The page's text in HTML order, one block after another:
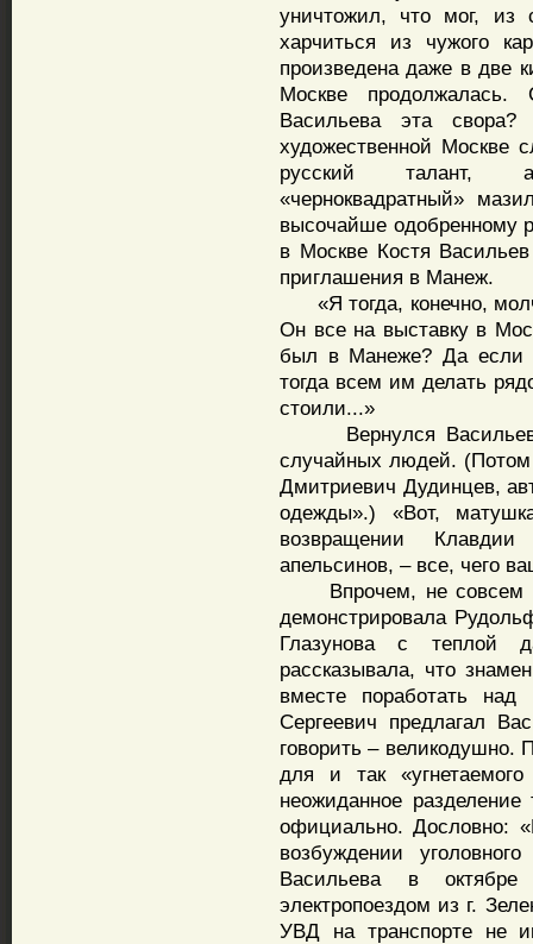
уничтожил, что мог, из
харчиться из чужого
произведена даже в две
Москве продолжалась.
Васильева эта
художественной Москве
русский талант, а
«черноквадратный»
высочайше одобренному
в Москве Костя
приглашения в Манеж.
«Я тогда, конечно,
Он все на выставку в
был в Манеже? Да если
тогда всем им делать
стоили...»
Вернулся Васильев
случайных людей.
Дмитриевич Дудинцев,
одежды».) «Вот,
возвращении
апельсинов, – все, чего
Впрочем, не совсем
демонстрировала
Глазунова с теплой
рассказывала, что
вместе поработать над
Сергеевич предлагал
говорить – великодушно.
для и так
неожиданное
официально. Дословно:
возбуждении
Васильева в
электропоездом из г.
УВД на транспорте не